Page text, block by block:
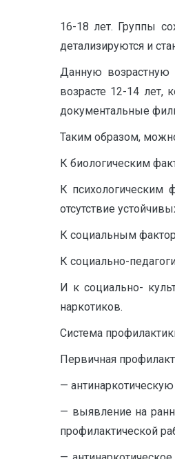
16-18 лет. Группы
детализируются и
Данную возрастную
возрасте 12-14 лет,
документальные
Таким образом,
К биологическим
К психологическим
отсутствие
К социальным
К социально-
И к социально-
наркотиков.
Система
Первичная
—
— выявление на
профилактической